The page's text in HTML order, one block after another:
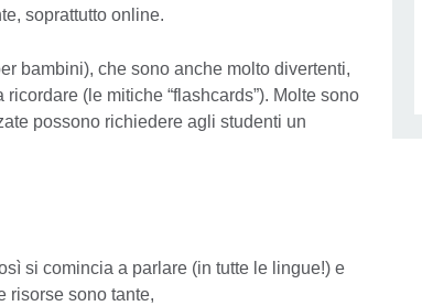
soprattutto online.
bambini), che sono anche molto divertenti,
(le mitiche “flashcards”). Molte sono
possono richiedere agli studenti un
si comincia a parlare (in tutte le lingue!) e
risorse sono tante,